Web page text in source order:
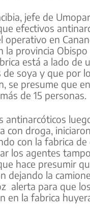
jefe de
efectivos
operativo en
la provincia
está a lado de
de soya y que por
se presume que
de 15 personas.
antinarcóticos
con droga,
con la fabrica de
los agentes
hace presumir
dejando la
alerta para que
en la fabrica